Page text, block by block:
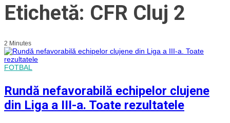
Etichetă: CFR Cluj 2
2 Minutes
FOTBAL
Rundă nefavorabilă echipelor clujene
din Liga a III-a. Toate rezultatele